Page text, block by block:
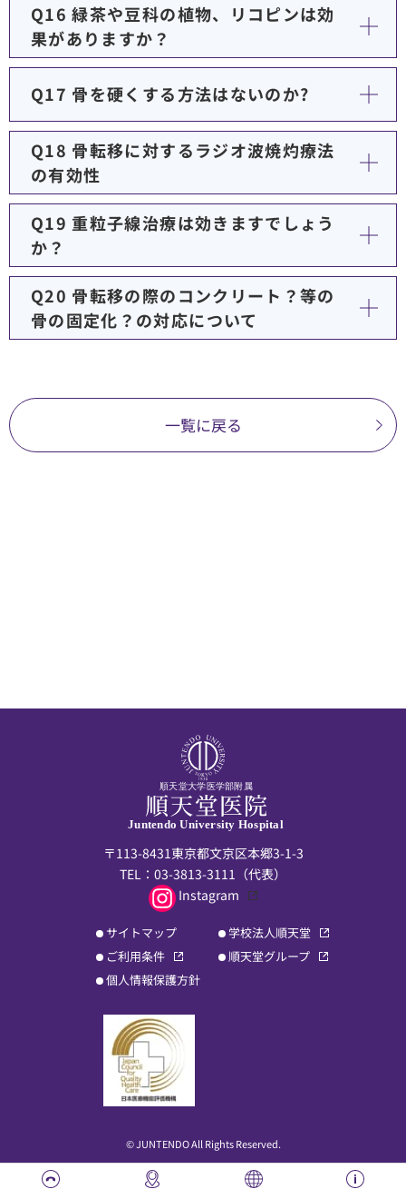
Q16 緑茶や豆科の植物、リコピンは効
果がありますか？
Q17 骨を硬くする方法はないのか?
Q18 骨転移に対するラジオ波焼灼療法
の有効性
Q19 重粒子線治療は効きますでしょう
か？
Q20 骨転移の際のコンクリート？等の
骨の固定化？の対応について
一覧に戻る
順天堂大学医学部附属
Juntendo University Hospital
〒113-8431東京都文京区本郷3-1-3
TEL： 03-3813-3111 （代表）
Instagram
サイトマップ
ご利用条件
個人情報保護方針
学校法人順天堂
順天堂グループ
© JUNTENDO All Rights Reserved.